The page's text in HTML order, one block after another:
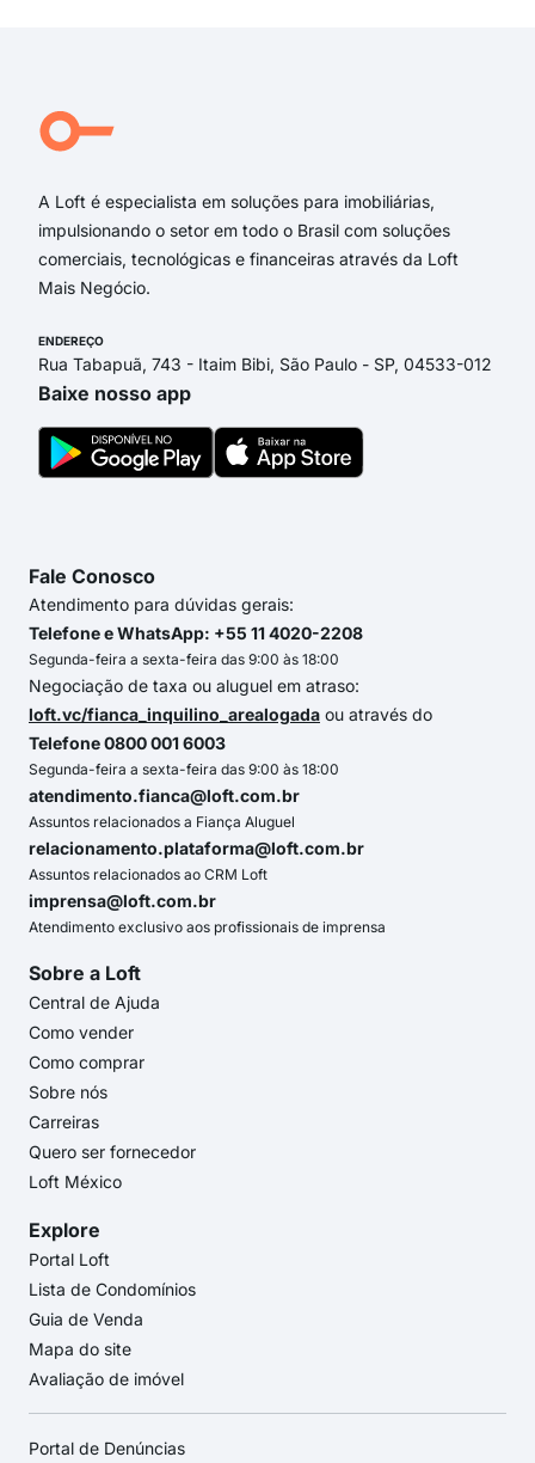
A Loft é especialista em soluções para imobiliárias,
impulsionando o setor em todo o Brasil com soluções
comerciais, tecnológicas e financeiras através da Loft
Mais Negócio.
ENDEREÇO
Rua Tabapuã, 743 - Itaim Bibi, São Paulo - SP, 04533-012
Baixe nosso app
Fale Conosco
Atendimento para dúvidas gerais:
Telefone e WhatsApp: +55 11 4020-2208
Segunda-feira a sexta-feira das 9:00 às 18:00
Negociação de taxa ou aluguel em atraso:
loft.vc/fianca_inquilino_arealogada ou através do
Telefone 0800 001 6003
Segunda-feira a sexta-feira das 9:00 às 18:00
atendimento.fianca@loft.com.br
Assuntos relacionados a Fiança Aluguel
relacionamento.plataforma@loft.com.br
Assuntos relacionados ao CRM Loft
imprensa@loft.com.br
Atendimento exclusivo aos profissionais de imprensa
Sobre a Loft
Central de Ajuda
Como vender
Como comprar
Sobre nós
Carreiras
Quero ser fornecedor
Loft México
Explore
Portal Loft
Lista de Condomínios
Guia de Venda
Mapa do site
Avaliação de imóvel
Portal de Denúncias